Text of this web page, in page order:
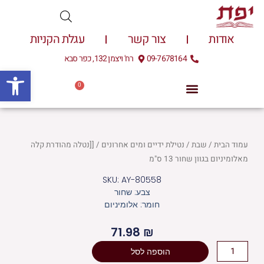
דילוג
לתוכן
אודות צור קשר עגלת הקניות
09-7678164 רח' ויצמן 132, כפר סבא
0
עגלת
עמוד הבית/ שבת/ נטילת ידיים ומים אחרונים / [[נטלה מהודרת קלה
מאלומיניום בגוון שחור 13 ס"מ
SKU: AY-80558
צבע: שחור
חומר: אלומיניום
71.98 ₪
כמות
הוספה לסל